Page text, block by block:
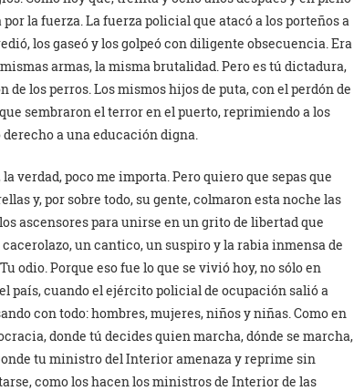
la fuerza. La fuerza policial que atacó a los porteños a
los gaseó y los golpeó con diligente obsecuencia. Era
armas, la misma brutalidad. Pero es tú dictadura,
de los perros. Los mismos hijos de puta, con el perdón de
sembraron el terror en el puerto, reprimiendo a los
a una educación digna.
verdad, poco me importa. Pero quiero que sepas que
y, por sobre todo, su gente, colmaron esta noche las
ascensores para unirse en un grito de libertad que
un cantico, un suspiro y la rabia inmensa de
odio. Porque eso fue lo que se vivió hoy, no sólo en
país, cuando el ejército policial de ocupación salió a
con todo: hombres, mujeres, niños y niñas. Como en
donde tú decides quien marcha, dónde se marcha,
tu ministro del Interior amenaza y reprime sin
como los hacen los ministros de Interior de las